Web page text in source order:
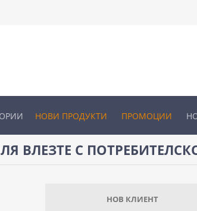
НОВИ ПРОДУКТИ ПРОМОЦИИ
ВЛЕЗТЕ С
НОВ КЛИЕНТ